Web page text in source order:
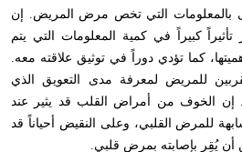
بالمعلومات التي تخص مرض المريض. إن
كبيراً في كمية المعلومات التي يتم
كما تؤدي دوراً في توثيق علاقته معه.
للمريض لمعرفة مدى التعويق الذي
إن الخوف من أمراض القلب قد يثير عند
للمرض القلبي، وعلى النقيض أحياناً قد
يُقِر بإصابته بمرض قلبي.